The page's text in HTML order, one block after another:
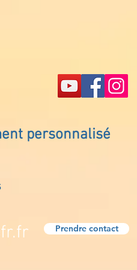
personnalisé
Prendre contact